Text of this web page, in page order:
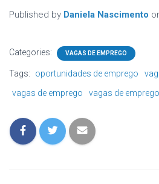
Published by Daniela Nascimento
Categories: VAGAS DE EMPREGO
Tags: oportunidades de emprego
vagas de emprego
vagas de